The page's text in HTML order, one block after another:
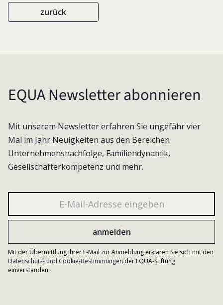
zurück
EQUA Newsletter abonnieren
Mit unserem Newsletter erfahren Sie ungefähr vier
Mal im Jahr Neuigkeiten aus den Bereichen
Unternehmensnachfolge, Familiendynamik,
Gesellschafterkompetenz und mehr.
Mit der Übermittlung Ihrer E-Mail zur Anmeldung erklären Sie sich mit den
Datenschutz- und Cookie-Bestimmungen der EQUA-Stiftung
einverstanden.